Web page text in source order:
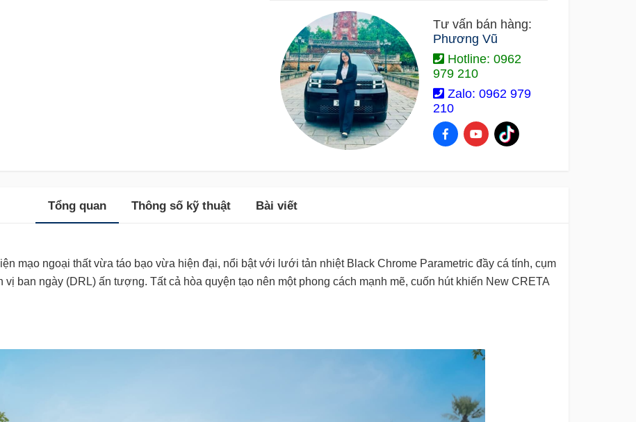
Tư vấn bán hàng:
Phương Vũ
Hotline: 0962
979 210
Zalo: 0962 979
210
Tổng quan Thông số kỹ thuật Bài viết
mạo ngoại thất vừa táo bạo vừa hiện đại, nổi bật với lưới tản nhiệt Black Chrome Parametric đầy cá tính, cụm
ban ngày (DRL) ấn tượng. Tất cả hòa quyện tạo nên một phong cách mạnh mẽ, cuốn hút khiến New CRETA